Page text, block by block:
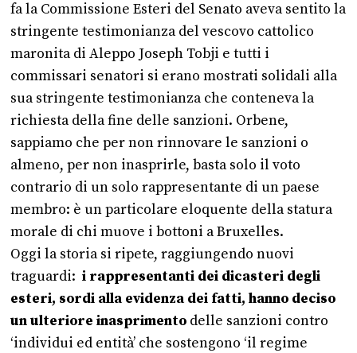
fa la Commissione Esteri del Senato aveva sentito la
stringente testimonianza del vescovo cattolico
maronita di Aleppo Joseph Tobji e tutti i
commissari senatori si erano mostrati solidali alla
sua stringente testimonianza che conteneva la
richiesta della fine delle sanzioni. Orbene,
sappiamo che per non rinnovare le sanzioni o
almeno, per non inasprirle, basta solo il voto
contrario di un solo rappresentante di un paese
membro: è un particolare eloquente della statura
morale di chi muove i bottoni a Bruxelles.
Oggi la storia si ripete, raggiungendo nuovi
traguardi: i rappresentanti dei dicasteri degli
esteri, sordi alla evidenza dei fatti, hanno deciso
un ulteriore inasprimento delle sanzioni contro
‘individui ed entità’ che sostengono ‘il regime